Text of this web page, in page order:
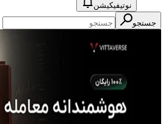
نوتیفیکیشن
جستجو